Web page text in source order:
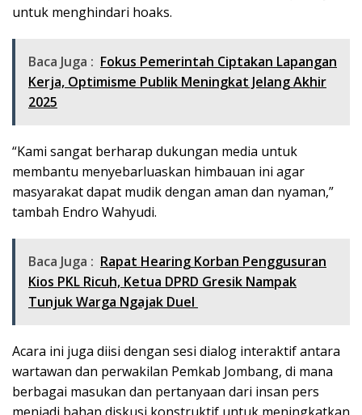
untuk menghindari hoaks.
Baca Juga : Fokus Pemerintah Ciptakan Lapangan
Kerja, Optimisme Publik Meningkat Jelang Akhir
2025
“Kami sangat berharap dukungan media untuk
membantu menyebarluaskan himbauan ini agar
masyarakat dapat mudik dengan aman dan nyaman,”
tambah Endro Wahyudi.
Baca Juga : Rapat Hearing Korban Penggusuran
Kios PKL Ricuh, Ketua DPRD Gresik Nampak
Tunjuk Warga Ngajak Duel
Acara ini juga diisi dengan sesi dialog interaktif antara
wartawan dan perwakilan Pemkab Jombang, di mana
berbagai masukan dan pertanyaan dari insan pers